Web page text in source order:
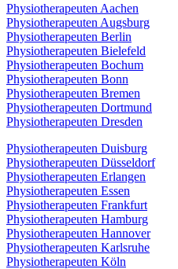
Physiotherapeuten Aachen
Physiotherapeuten Augsburg
Physiotherapeuten Berlin
Physiotherapeuten Bielefeld
Physiotherapeuten Bochum
Physiotherapeuten Bonn
Physiotherapeuten Bremen
Physiotherapeuten Dortmund
Physiotherapeuten Dresden
Physiotherapeuten Duisburg
Physiotherapeuten Düsseldorf
Physiotherapeuten Erlangen
Physiotherapeuten Essen
Physiotherapeuten Frankfurt
Physiotherapeuten Hamburg
Physiotherapeuten Hannover
Physiotherapeuten Karlsruhe
Physiotherapeuten Köln